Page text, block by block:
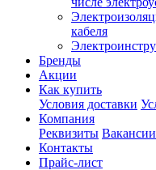
кабеля
Бренды
Акции
Как купить
Условия доставки
Компания
Реквизиты Вакансии
Контакты
Прайс-лист